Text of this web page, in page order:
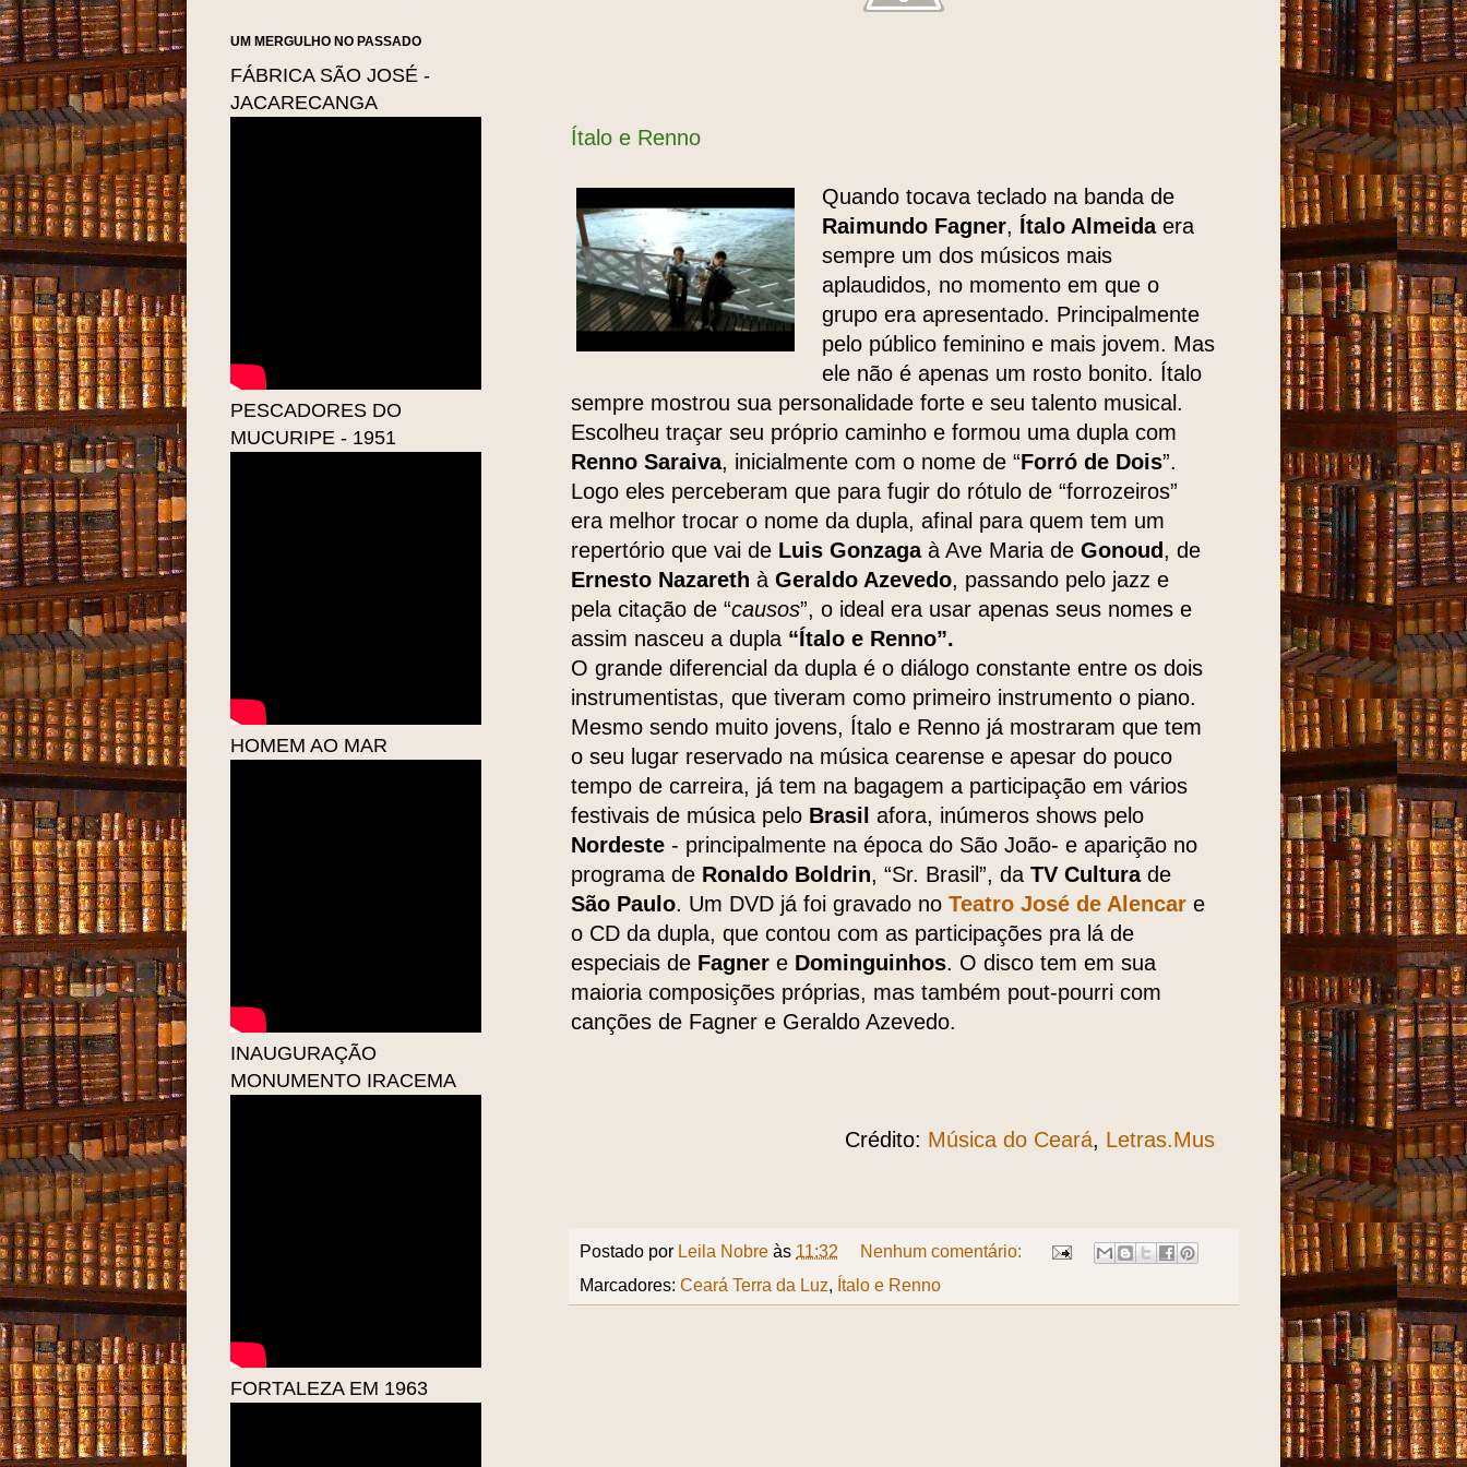
Ítalo e Renno
Quando tocava teclado na banda de
Raimundo Fagner, Ítalo Almeidaera
sempre um dos músicos mais
aplaudidos, no momento em que o
grupo era apresentado. Principalmente
pelo público feminino e mais jovem. Mas
ele não é apenas um rosto bonito. Ítalo
sempre mostrou sua personalidade forte e seu talento musical.
Escolheu traçar seu próprio caminho e formou uma dupla com
Renno Saraiva, inicialmente com o nome de “Forró de Dois”.
Logo eles perceberam que para fugir do rótulo de “forrozeiros”
era melhor trocar o nome da dupla, afinal para quem tem um
repertório que vai de Luis Gonzaga à Ave Maria de Gonoud, de
Ernesto Nazareth à Geraldo Azevedo, passando pelo jazz e
pela citação de “causos”, o ideal era usar apenas seus nomes e
assim nasceu a dupla “Ítalo e Renno”.
O grande diferencial da dupla é o diálogo constante entre os dois
instrumentistas, que tiveram como primeiro instrumento o piano.
Mesmo sendo muito jovens, Ítalo e Renno já mostraram que tem
o seu lugar reservado na música cearense e apesar do pouco
tempo de carreira, já tem na bagagem a participação em vários
festivais de música pelo Brasil afora, inúmeros shows pelo
Nordeste - principalmente na época do São João- e aparição no
programa de Ronaldo Boldrin, “Sr. Brasil”, da TV Culturade
São Paulo. Um DVD já foi gravado no Teatro José de Alencar e
o CD da dupla, que contou com as participações pra lá de
especiais de Fagner e Dominguinhos. O disco tem em sua
maioria composições próprias, mas também pout-pourri com
canções de Fagner e Geraldo Azevedo.
Crédito: Música do Ceará, Letras.Mus
Postado por Leila Nobre às 11:32
Nenhum comentário:
Marcadores: Ceará Terra da Luz, Ítalo e Renno
UM MERGULHO NO PASSADO
FÁBRICA SÃO JOSÉ -
JACARECANGA
PESCADORES DO
MUCURIPE - 1951
HOMEM AO MAR
INAUGURAÇÃO
MONUMENTO IRACEMA
FORTALEZA EM 1963